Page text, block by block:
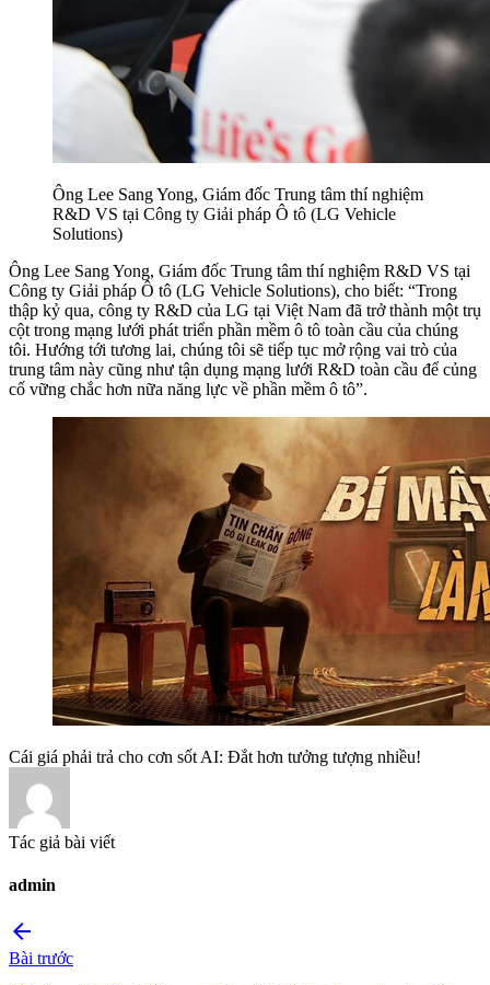
Ông Lee Sang Yong, Giám đốc Trung tâm thí nghiệm
R&D VS tại Công ty Giải pháp Ô tô (LG Vehicle
Solutions)
Ông Lee Sang Yong, Giám đốc Trung tâm thí nghiệm R&D VS tại
Công ty Giải pháp Ô tô (LG Vehicle Solutions), cho biết: “Trong
thập kỷ qua, công ty R&D của LG tại Việt Nam đã trở thành một trụ
cột trong mạng lưới phát triển phần mềm ô tô toàn cầu của chúng
tôi. Hướng tới tương lai, chúng tôi sẽ tiếp tục mở rộng vai trò của
trung tâm này cũng như tận dụng mạng lưới R&D toàn cầu để củng
cố vững chắc hơn nữa năng lực về phần mềm ô tô”.
Cái giá phải trả cho cơn sốt AI: Đắt hơn tưởng tượng nhiều!
Tác giả bài viết
admin
arrow_back
Bài trước